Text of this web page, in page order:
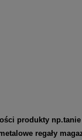
produkty np.
regały